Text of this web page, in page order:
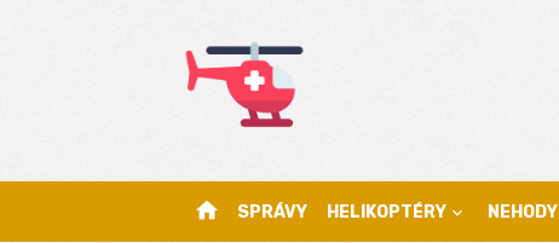
home SPRÁVY HELIKOPTÉRY NEHODY